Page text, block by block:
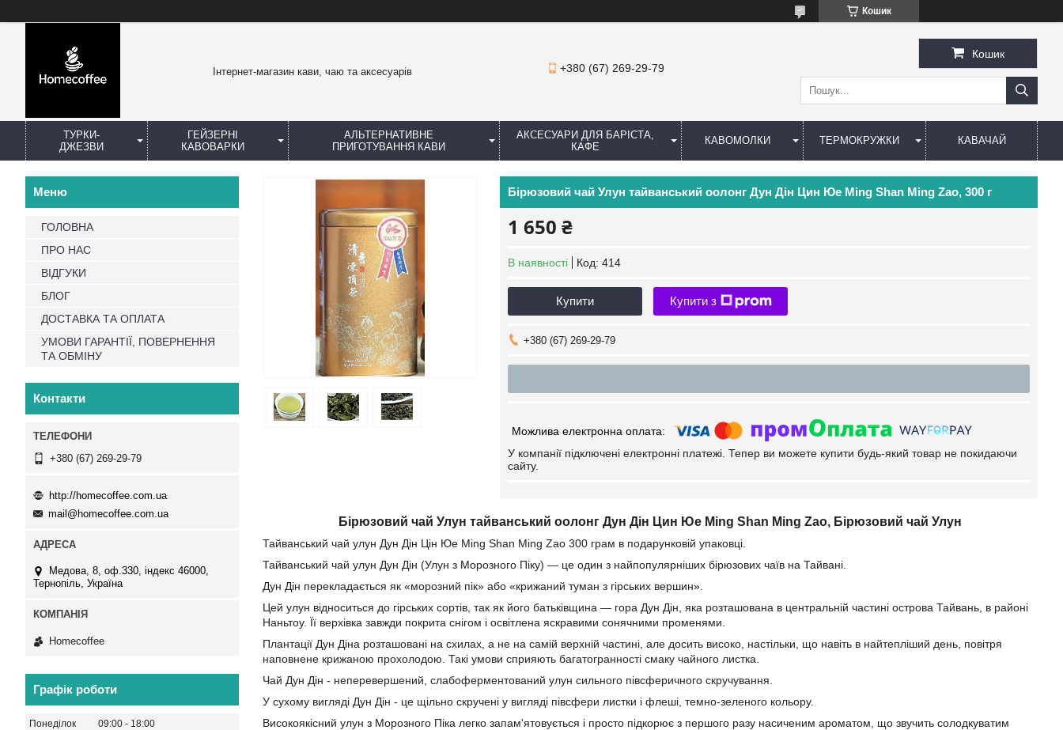
Кошик
Інтернет-магазин кави, чаю та аксесуарів +380 (67) 269-29-79
Кошик
ТУРКИ-
ДЖЕЗВИ
ГЕЙЗЕРНІ
КАВОВАРКИ
АЛЬТЕРНАТИВНЕ
ПРИГОТУВАННЯ КАВИ
АКСЕСУАРИ ДЛЯ БАРІСТА,
КАФЕ
КАВОМОЛКИ ТЕРМОКРУЖКИ КАВАЧАЙ
Бірюзовий чай Улун тайванський оолонг Дун Дін Цин Юе Ming Shan Ming Zao, 300 г
1 650 ₴
В наявності Код: 414
Купити Купити з
+380 (67) 269-29-79
У компанії підключені електронні платежі. Тепер ви можете купити будь-який товар не покидаючи
сайту.
Бірюзовий чай Улун тайванський оолонг Дун Дін Цин Юе Ming Shan Ming Zao, Бірюзовий чай Улун
Тайванський чай улун Дун Дін Цін Юе Ming Shan Ming Zao 300 грам в подарунковій упаковці.
Тайванський чай улун Дун Дін (Улун з Морозного Піку) — це один з найпопулярніших бірюзових чаїв на Тайвані.
Дун Дін перекладається як «морозний пік» або «крижаний туман з гірських вершин».
Цей улун відноситься до гірських сортів, так як його батьківщина — гора Дун Дін, яка розташована в центральній частині острова Тайвань, в районі
Наньтоу. Її верхівка завжди покрита снігом і освітлена яскравими сонячними променями.
Плантації Дун Діна розташовані на схилах, а не на самій верхній частині, але досить високо, настільки, що навіть в найтепліший день, повітря
наповнене крижаною прохолодою. Такі умови сприяють багатогранності смаку чайного листка.
Чай Дун Дін - неперевершений, слабоферментований улун сильного півсферичного скручування.
У сухому вигляді Дун Дін - це щільно скручені у вигляді півсфери листки і флеші, темно-зеленого кольору.
Високоякісний улун з Морозного Піка легко запам'ятовується і просто підкорює з першого разу насиченим ароматом, що звучить солодкуватим
ГОЛОВНА
ПРО НАС
ВІДГУКИ
БЛОГ
ДОСТАВКА ТА ОПЛАТА
УМОВИ ГАРАНТІЇ, ПОВЕРНЕННЯ
ТА ОБМІНУ
Контакти
+380 (67) 269-29-79
http://homecoffee.com.ua
mail@homecoffee.com.ua
Медова, 8, оф.330, індекс 46000,
Тернопіль, Україна
Homecoffee
Графік роботи
Понеділок 09:00
18:00